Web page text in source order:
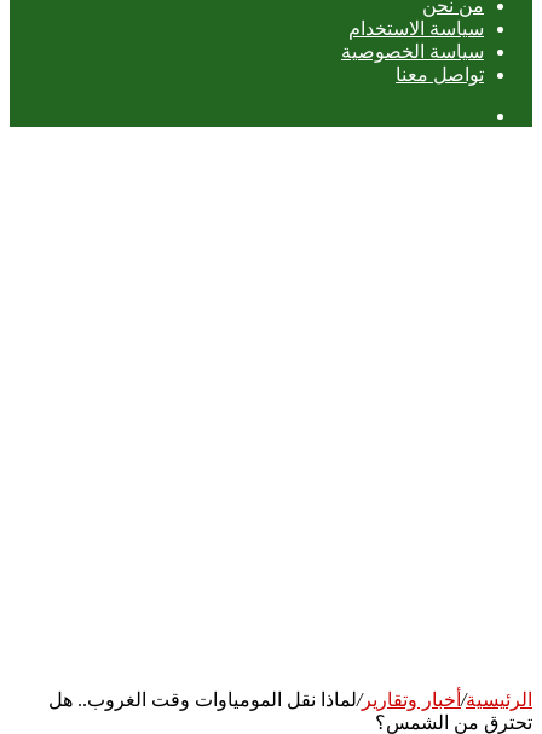
من نحن
سياسة الاستخدام
سياسة الخصوصية
تواصل معنا
الرئيسية/ أخبار وتقارير/لماذا نقل المومياوات وقت الغروب.. هل
تحترق من الشمس؟